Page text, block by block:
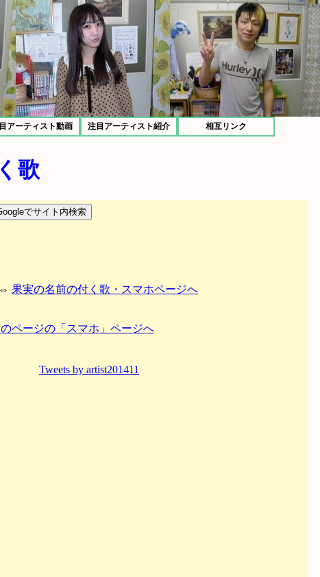
アーティスト動画 注目アーティスト紹介 相互リンク
歌
⇔ 果実の名前の付く歌・スマホページへ
のページの「スマホ」ページへ
Tweets by artist201411